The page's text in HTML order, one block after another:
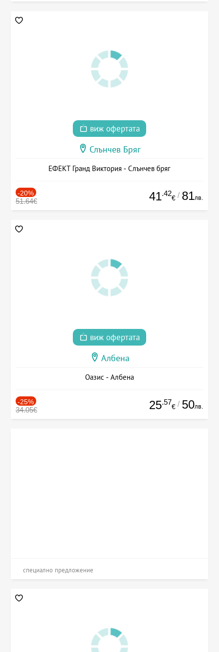
виж офертата
Слънчев Бряг
ЕФЕКТ Гранд Виктория - Слънчев бряг
-20%
51.64€ 41.42
€ / 81лв.
виж офертата
Албена
Оазис - Албена
-25%
34.05€ 25.57
€ / 50лв.
специално предложение